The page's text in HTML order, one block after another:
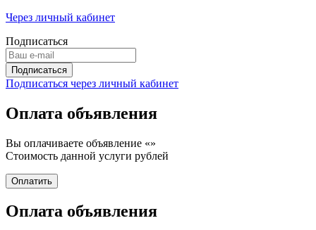
Через личный кабинет
Подписаться
Подписаться через личный кабинет
Оплата объявления
Вы оплачиваете объявление «»
Стоимость данной услуги рублей
Оплата объявления